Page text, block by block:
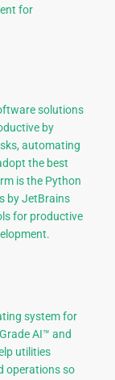
for
solutions
by
automating
the best
is the Python
by JetBrains
for productive
system for
AI™ and
utilities
operations so